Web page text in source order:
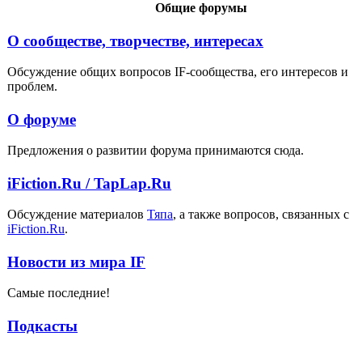
Общие форумы
О сообществе, творчестве, интересах
Обсуждение общих вопросов IF-сообщества, его интересов и
проблем.
О форуме
Предложения о развитии форума принимаются сюда.
iFiction.Ru / TapLap.Ru
Обсуждение материалов Тяпа, а также вопросов, связанных с
iFiction.Ru.
Новости из мира IF
Самые последние!
Подкасты